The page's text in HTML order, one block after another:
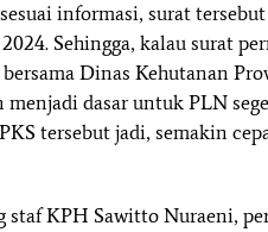
informasi, surat
Sehingga, kalau surat
Dinas Kehutanan
dasar untuk PLN
tersebut jadi, semakin
staf KPH Sawitto Nuraeni,